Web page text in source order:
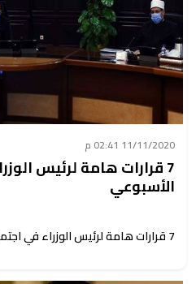
11/11/2020 02:41 م
7 قرارات هامة لرئيس
الأسبوعي
7 قرارات هامة لرئيس الوزراء في اجتماع الحكومة الأسبوعي